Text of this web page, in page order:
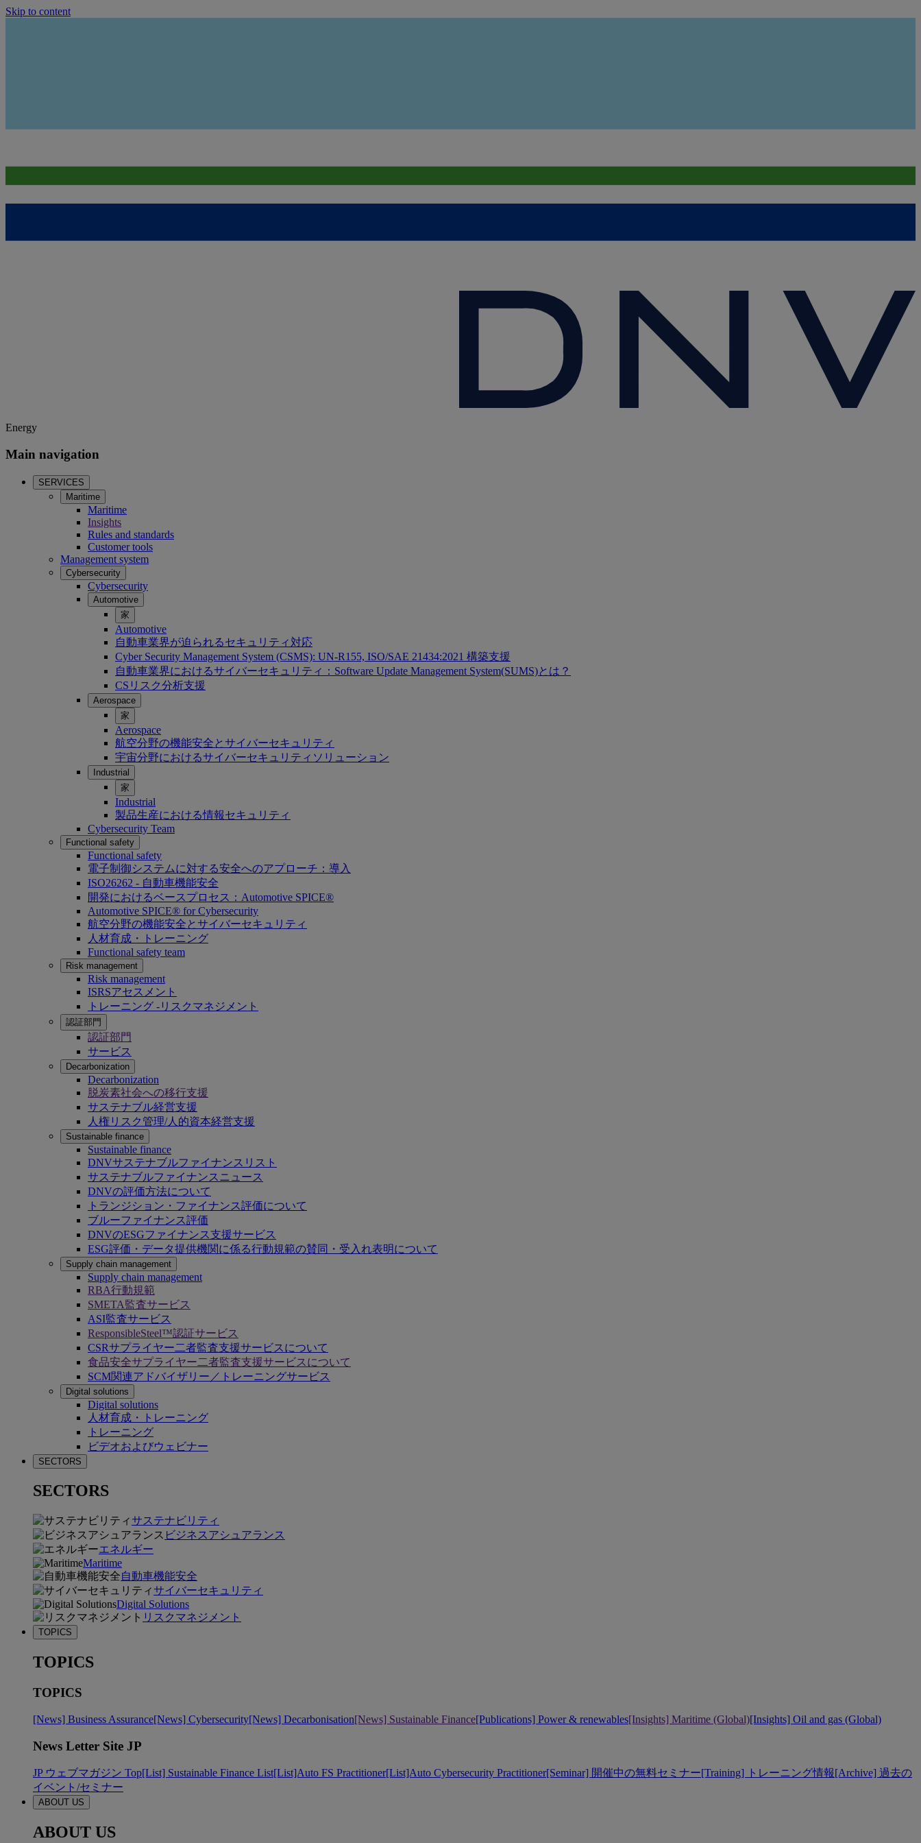
Skip to content
Energy
Main navigation
SERVICES
Maritime
Maritime
Insights
Rules and standards
Customer tools
Management system
Cybersecurity
Cybersecurity
Automotive
家
Automotive
自動車業界が迫られるセキュリティ対応
Cyber Security Management System (CSMS): UN-R155, ISO/SAE 21434:2021 構築支援
自動車業界におけるサイバーセキュリティ：Software Update Management System(SUMS)とは？
CSリスク分析支援
Aerospace
家
Aerospace
航空分野の機能安全とサイバーセキュリティ
宇宙分野におけるサイバーセキュリティソリューション
Industrial
家
Industrial
製品生産における情報セキュリティ
Cybersecurity Team
Functional safety
Functional safety
電子制御システムに対する安全へのアプローチ：導入
ISO26262 - 自動車機能安全
開発におけるベースプロセス：Automotive SPICE®
Automotive SPICE® for Cybersecurity
航空分野の機能安全とサイバーセキュリティ
人材育成・トレーニング
Functional safety team
Risk management
Risk management
ISRSアセスメント
トレーニング -リスクマネジメント
認証部門
認証部門
サービス
Decarbonization
Decarbonization
脱炭素社会への移行支援
サステナブル経営支援
人権リスク管理/人的資本経営支援
Sustainable finance
Sustainable finance
DNVサステナブルファイナンスリスト
サステナブルファイナンスニュース
DNVの評価方法について
トランジション・ファイナンス評価について
ブルーファイナンス評価
DNVのESGファイナンス支援サービス
ESG評価・データ提供機関に係る行動規範の賛同・受入れ表明について
Supply chain management
Supply chain management
RBA行動規範
SMETA監査サービス
ASI監査サービス
ResponsibleSteel™認証サービス
CSRサプライヤー二者監査支援サービスについて
食品安全サプライヤー二者監査支援サービスについて
SCM関連アドバイザリー／トレーニングサービス
Digital solutions
Digital solutions
人材育成・トレーニング
トレーニング
ビデオおよびウェビナー
SECTORS
SECTORS
サステナビリティ
ビジネスアシュアランス
エネルギー
Maritime
自動車機能安全
サイバーセキュリティ
Digital Solutions
リスクマネジメント
TOPICS
TOPICS
TOPICS
[News] Business Assurance[News] Cybersecurity[News] Decarbonisation[News] Sustainable Finance[Publications] Power & renewables[Insights] Maritime (Global)[Insights] Oil and gas (Global)
News Letter Site JP
JP ウェブマガジン Top[List] Sustainable Finance List[List]Auto FS Practitioner[List]Auto Cybersecurity Practitioner[Seminar] 開催中の無料セミナー[Training] トレーニング情報[Archive] 過去の
イベント/セミナー
ABOUT US
ABOUT US